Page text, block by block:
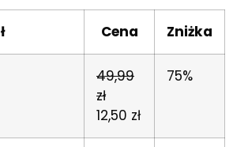
Cena Zniżka
49,99
zł
12,50 zł
75%